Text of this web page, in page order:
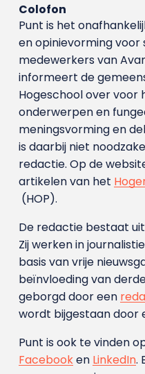
Colofon
Punt is het
en opinievorming voor
medewerkers van
informeert de
Hogeschool over voor
onderwerpen en
meningsvorming en
is daarbij niet
redactie. Op de
artikelen van het
(HOP).
De redactie bestaat
Zij werken in
basis van vrije
beïnvloeding van
geborgd door een
wordt bijgestaan door
Punt is ook te vinden
Facebooken LinkedIn.